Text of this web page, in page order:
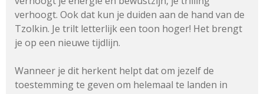
verhoogt. Ook dat kun je duiden aan de hand van de
Tzolkin. Je trilt letterlijk een toon hoger! Het brengt
je op een nieuwe tijdlijn.
Wanneer je dit herkent helpt dat om jezelf de
toestemming te geven om helemaal te landen in